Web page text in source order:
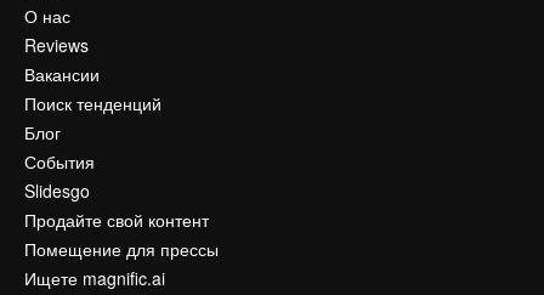
О нас
Reviews
Вакансии
Поиск тенденций
Блог
События
Slidesgo
Продайте свой контент
Помещение для прессы
Ищете magnific.ai